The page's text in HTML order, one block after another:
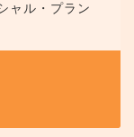
ャル・プラン